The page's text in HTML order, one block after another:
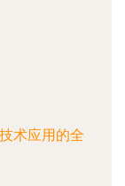
术应用的全